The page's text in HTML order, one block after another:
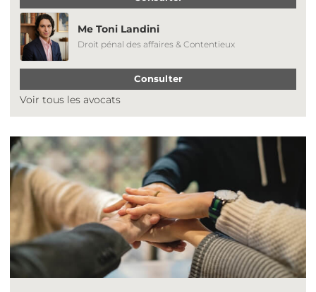
Me Toni Landini
Droit pénal des affaires & Contentieux
Consulter
Voir tous les avocats